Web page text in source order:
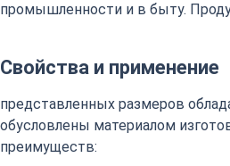
промышленности и в быту.
Свойства и применение
представленных размеров
обусловлены материалом
преимуществ: